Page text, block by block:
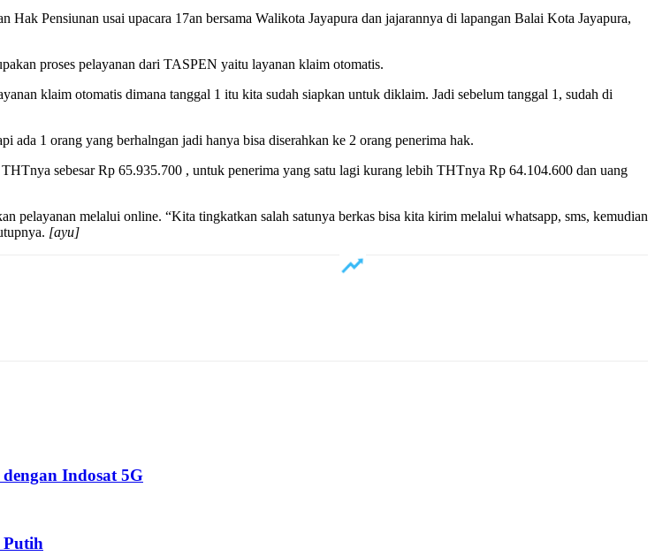
Pensiunan usai upacara 17an bersama Walikota Jayapura dan jajarannya di lapangan Balai Kota Jayapura,
proses pelayanan dari TASPEN yaitu layanan klaim otomatis.
klaim otomatis dimana tanggal 1 itu kita sudah siapkan untuk diklaim. Jadi sebelum tanggal 1, sudah di
ada 1 orang yang berhalngan jadi hanya bisa diserahkan ke 2 orang penerima hak.
sebesar Rp 65.935.700 , untuk penerima yang satu lagi kurang lebih THTnya Rp 64.104.600 dan uang
pelayanan melalui online. “Kita tingkatkan salah satunya berkas bisa kita kirim melalui whatsapp, sms, kemudian
[ayu]
Indosat 5G
Putih